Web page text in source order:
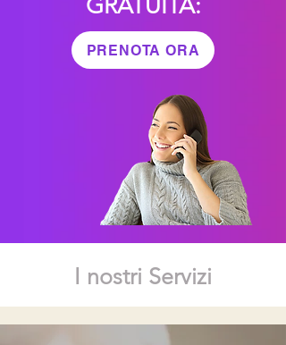
GRATUITA:
PRENOTA ORA
I nostri Servizi